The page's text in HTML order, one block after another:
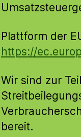
Plattform der
https://
Wir sind zur
bereit.